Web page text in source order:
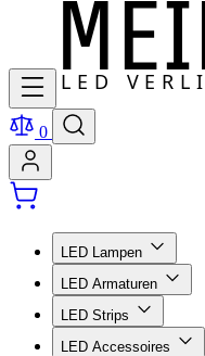
0
LED Lampen
LED Armaturen
LED Strips
LED Accessoires